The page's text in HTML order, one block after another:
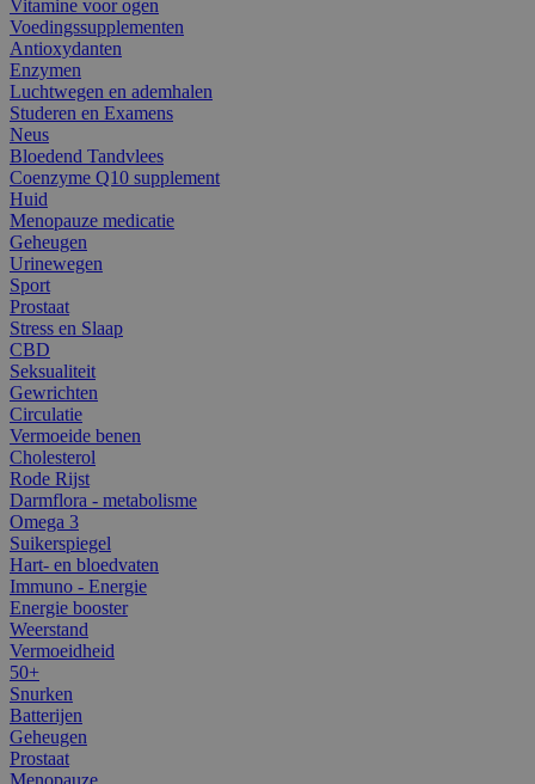
Vitamine voor ogen
Voedingssupplementen
Antioxydanten
Enzymen
Luchtwegen en ademhalen
Studeren en Examens
Neus
Bloedend Tandvlees
Coenzyme Q10 supplement
Huid
Menopauze medicatie
Geheugen
Urinewegen
Sport
Prostaat
Stress en Slaap
CBD
Seksualiteit
Gewrichten
Circulatie
Vermoeide benen
Cholesterol
Rode Rijst
Darmflora - metabolisme
Omega 3
Suikerspiegel
Hart- en bloedvaten
Immuno - Energie
Energie booster
Weerstand
Vermoeidheid
50+
Snurken
Batterijen
Geheugen
Prostaat
Menopauze